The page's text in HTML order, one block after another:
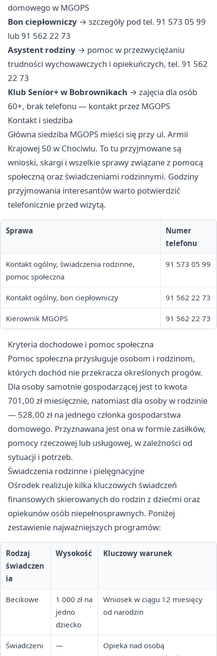
domowego w MGOPS
Bon ciepłowniczy → szczegóły pod tel. 91 573 05 99
lub 91 562 22 73
Asystent rodziny → pomoc w przezwyciężaniu
trudności wychowawczych i opiekuńczych, tel. 91 562
22 73
Klub Senior+ w Bobrownikach → zajęcia dla osób
60+, brak telefonu — kontakt przez MGOPS
Kontakt i siedziba
Główna siedziba MGOPS mieści się przy ul. Armii
Krajowej 50 w Chociwlu. To tu przyjmowane są
wnioski, skargi i wszelkie sprawy związane z pomocą
społeczną oraz świadczeniami rodzinnymi. Godziny
przyjmowania interesantów warto potwierdzić
telefonicznie przed wizytą.
Sprawa
Numer
telefonu
Kontakt ogólny, świadczenia rodzinne,
pomoc społeczna
91 573 05 99
Kontakt ogólny, bon ciepłowniczy 91 562 22 73
Kierownik MGOPS 91 562 22 73
Kryteria dochodowe i pomoc społeczna
Pomoc społeczna przysługuje osobom i rodzinom,
których dochód nie przekracza określonych progów.
Dla osoby samotnie gospodarzącej jest to kwota
701,00 zł miesięcznie, natomiast dla osoby w rodzinie
— 528,00 zł na jednego członka gospodarstwa
domowego. Przyznawana jest ona w formie zasiłków,
pomocy rzeczowej lub usługowej, w zależności od
sytuacji i potrzeb.
Świadczenia rodzinne i pielęgnacyjne
Ośrodek realizuje kilka kluczowych świadczeń
finansowych skierowanych do rodzin z dziećmi oraz
opiekunów osób niepełnosprawnych. Poniżej
zestawienie najważniejszych programów:
Rodzaj
świadczen
ia
Wysokość Kluczowy warunek
Becikowe
1 000 zł na
jedno
dziecko
Wniosek w ciągu 12 miesięcy
od narodzin
Świadczeni
—
Opieka nad osobą